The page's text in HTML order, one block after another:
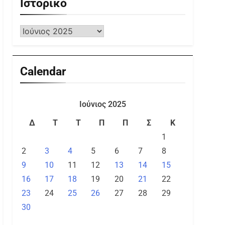
Ιστορικό
Calendar
Ιούνιος 2025
Δ
Τ Τ Π Π Σ
Κ
1
2
3 4 5 6 7
8
9
10 11 12 13 14
15
16
17 18 19 20 21
22
23
24 25 26 27 28
29
30